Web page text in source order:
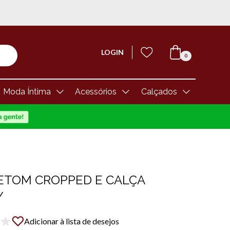
LOGIN 0
Moda Íntima Acessórios Calçados
CROPPED E CALÇA
Adicionar à lista de desejos